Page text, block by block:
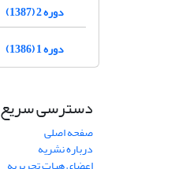
دوره 2 (1387)
دوره 1 (1386)
دسترسی سریع
صفحه اصلی
درباره نشریه